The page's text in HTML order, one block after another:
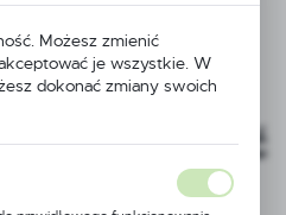
Możesz zmienić
je wszystkie. W
dokonać zmiany swoich